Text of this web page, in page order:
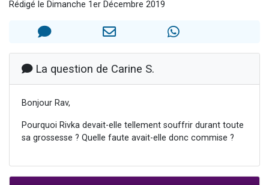
30 personnes viennent de faire un don pour Sauvez la jambe de Yohan
12 nouvelles musiques dans Torah-Box Music
29 personnes viennent de demander une bénédiction
Rédigé le Dimanche 1er Décembre 2019
La question de Carine S.
Bonjour Rav,
Pourquoi Rivka devait-elle tellement souffrir durant toute
sa grossesse ? Quelle faute avait-elle donc commise ?